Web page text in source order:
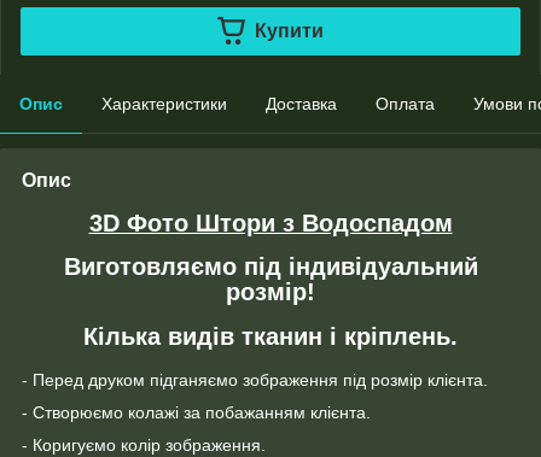
Купити
Опис Характеристики Доставка Оплата Умови
Опис
3D Фото Штори з Водоспадом
Виготовляємо під індивідуальний
розмір!
Кілька видів тканин і кріплень.
- Перед друком підганяємо зображення під розмір клієнта.
- Створюємо колажі за побажанням клієнта.
- Коригуємо колір зображення.